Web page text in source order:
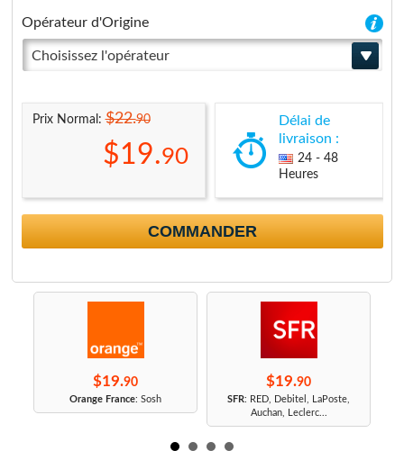
Opérateur d'Origine
Choisissez l'opérateur
Prix Normal:$22.90
$19.90
Délai de
livraison :
24 - 48
Heures
COMMANDER
$19.90
Orange France: Sosh
$19.90
SFR: RED, Debitel, LaPoste,
Auchan, Leclerc...